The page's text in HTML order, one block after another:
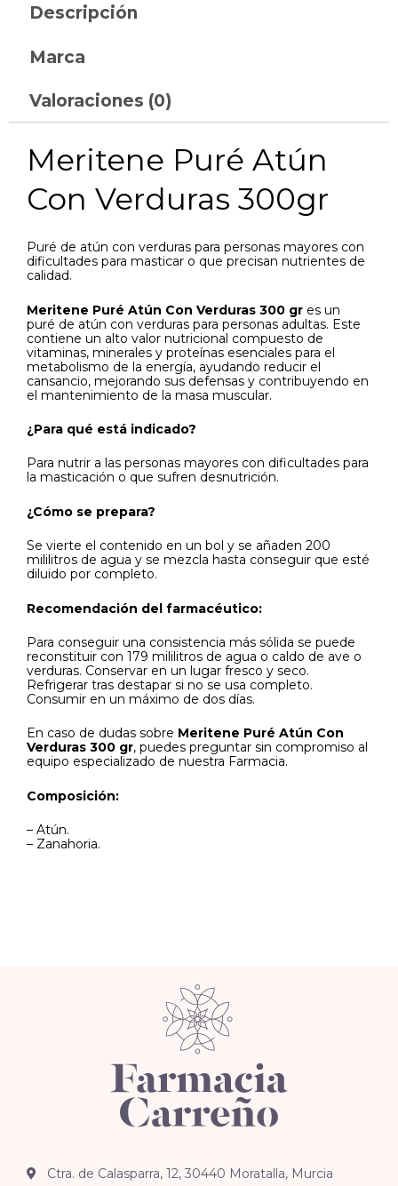
Descripción
Marca
Valoraciones (0)
Meritene Puré Atún
Con Verduras 300gr
Puré de atún con verduras para personas mayores con
dificultades para masticar o que precisan nutrientes de
calidad.
Meritene Puré Atún Con Verduras 300 gr es un
puré de atún con verduras para personas adultas. Este
contiene un alto valor nutricional compuesto de
vitaminas, minerales y proteínas esenciales para el
metabolismo de la energía, ayudando reducir el
cansancio, mejorando sus defensas y contribuyendo en
el mantenimiento de la masa muscular.
¿Para qué está indicado?
Para nutrir a las personas mayores con dificultades para
la masticación o que sufren desnutrición.
¿Cómo se prepara?
Se vierte el contenido en un bol y se añaden 200
mililitros de agua y se mezcla hasta conseguir que esté
diluido por completo.
Recomendación del farmacéutico:
Para conseguir una consistencia más sólida se puede
reconstituir con 179 mililitros de agua o caldo de ave o
verduras. Conservar en un lugar fresco y seco.
Refrigerar tras destapar si no se usa completo.
Consumir en un máximo de dos días.
En caso de dudas sobre Meritene Puré Atún Con
Verduras 300 gr, puedes preguntar sin compromiso al
equipo especializado de nuestra Farmacia.
Composición:
– Atún.
– Zanahoria.
Ctra. de Calasparra, 12, 30440 Moratalla, Murcia